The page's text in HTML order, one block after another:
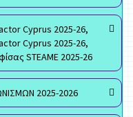
Cyprus 2025-26,
Cyprus 2025-26,
STEAME 2025-26
2025-2026